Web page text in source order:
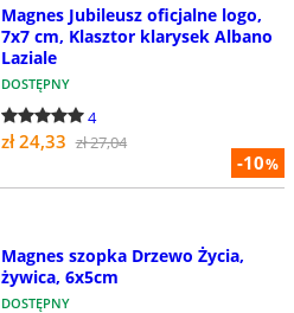
-10%
Magnes Jubileusz oficjalne logo,
7x7 cm, Klasztor klarysek Albano
Laziale
DOSTĘPNY
4
zł 24,33 zł 27,04
Magnes szopka Drzewo Życia,
żywica, 6x5cm
DOSTĘPNY